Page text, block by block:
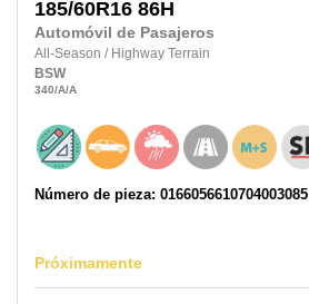
185/60R16 86H
Automóvil de Pasajeros
All-Season / Highway Terrain
BSW
340/A/A
Número de pieza: 0166056610704003085
Próximamente